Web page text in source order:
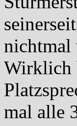
nichtmal
Wirklich
mal alle